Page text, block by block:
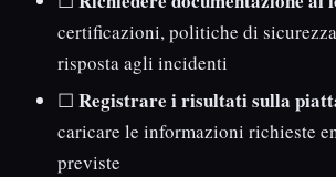
certificazioni, politiche di
risposta agli incidenti
☐ Registrare i risultati sulla
caricare le informazioni richieste
previste